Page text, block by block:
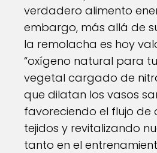
verdadero alimento
embargo, más allá de
la remolacha es hoy
“oxígeno natural para
vegetal cargado de
que dilatan los vasos
favoreciendo el flujo de
tejidos y revitalizando
tanto en el